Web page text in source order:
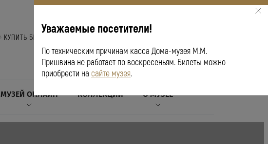
КУПИТЬ БИЛЕТ
МУЗЕЙ ОНЛАЙН КОЛЛЕКЦИИ О МУЗЕЕ
Уважаемые посетители!
По техническим причинам касса Дома-музея М.М.
Пришвина не работает по воскресеньям. Билеты можно
приобрести на сайте музея.